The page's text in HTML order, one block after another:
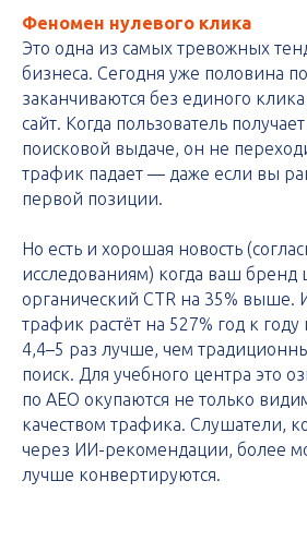
Феномен нулевого клика
Это одна из самых тревожных
бизнеса. Сегодня уже половина
заканчиваются без единого
сайт. Когда пользователь
поисковой выдаче, он не
трафик падает — даже если вы
первой позиции.
Но есть и хорошая новость
исследованиям) когда ваш бренд
органический CTR на 35%
трафик растёт на 527% год к
4,4–5 раз лучше, чем
поиск. Для учебного центра это
по AEO окупаются не только
качеством трафика. Слушатели,
через ИИ-рекомендации, более
лучше конвертируются.